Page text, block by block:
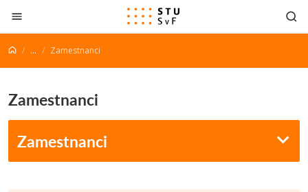
Prejsť na obsah
... Zamestnanci
Zamestnanci
Zamestnanci